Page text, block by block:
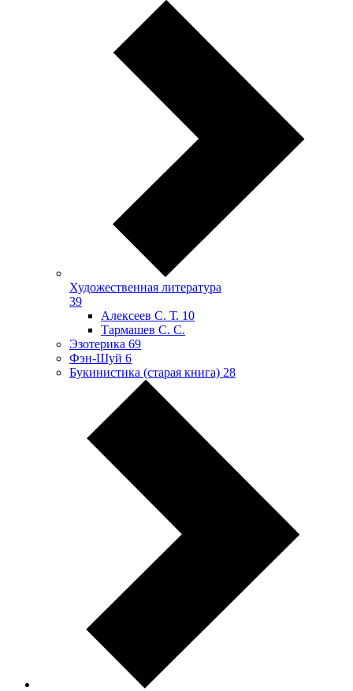
Художественная литература
39
Алексеев С. Т. 10
Тармашев С. С.
Эзотерика 69
Фэн-Шуй 6
Букинистика (старая книга) 28